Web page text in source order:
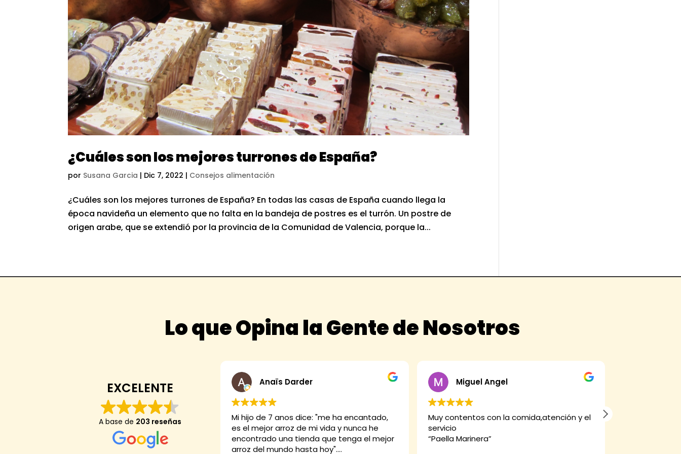
¿Cuáles son los mejores turrones de España?
por Susana Garcia | Dic 7, 2022 | Consejos alimentación
¿Cuáles son los mejores turrones de España? En todas las casas de España cuando llega la
época navideña un elemento que no falta en la bandeja de postres es el turrón. Un postre de
origen arabe, que se extendió por la provincia de la Comunidad de Valencia, porque la...
Lo que Opina la Gente de Nosotros
EXCELENTE
A base de 203 reseñas
Anaïs Darder
Mi hijo de 7 anos dice: "me ha encantado,
es el mejor arroz de mi vida y nunca he
encontrado una tienda que tenga el mejor
arroz del mundo hasta hoy".
Miguel Angel
Muy contentos con la comida,atención y el
servicio
“Paella Marinera”